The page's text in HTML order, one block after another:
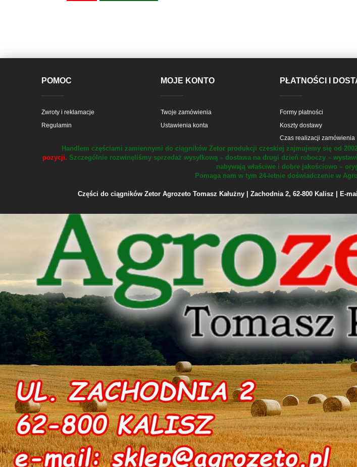
POMOC
Zwroty i reklamacje
Regulamin
MOJE KONTO
Twoje zamówienia
Ustawienia konta
PŁATNOŚCI I
Formy płatności
Koszty dostawy
Czas realizacji zamówienia
Handlem częściami zamiennymi do ciągników Zetor produkcji czeskiej zajmujemy się od
pozycji. Szczególnie rozwinęliśmy sprzedaż wysyłkową – dostawa na drugi dzień roboczy –
nabywają właściwe i dobre jakościowo –
Pomaga nam w tym 24-letnie doświadczenie w
Części do ciągników Zetor Agrozeto Tomasz Kałużny | Zachodnia 2, 62-800 Kalisz | E-